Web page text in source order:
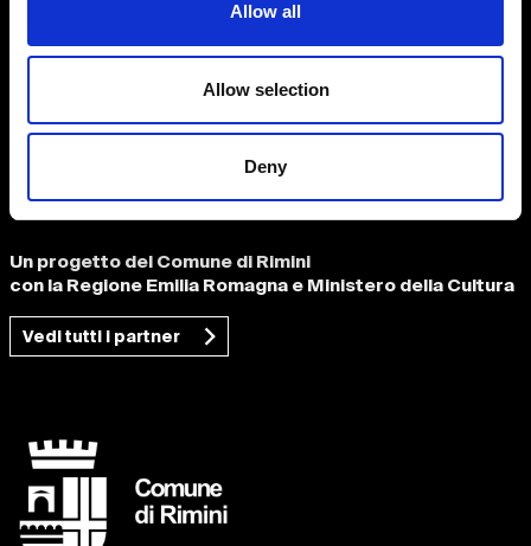
Allow all
Allow selection
Deny
Piazza Malatesta
museofellini@comune.rimini.it
+39 0541 793781 / info 0541 704274
Un progetto del Comune di Rimini
con la Regione Emilia Romagna e Ministero della Cultura
Vedi tutti i partner